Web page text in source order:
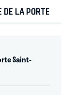
DE LA PORTE
Saint-